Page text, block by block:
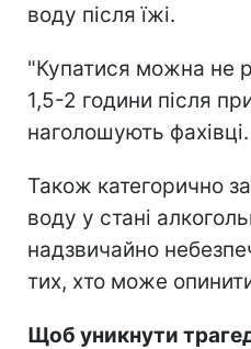
воду після їжі.
"Купатися можна не
1,5-2 години після
наголошують фахівці.
Також категорично
воду у стані
надзвичайно
тих, хто може
Щоб уникнути